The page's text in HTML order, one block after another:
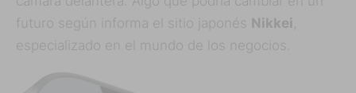
futuro según informa el sitio japonés Nikkei ,
especializado en el mundo de los negocios.